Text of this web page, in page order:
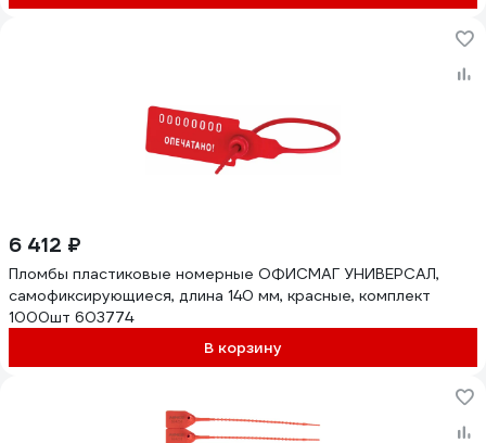
6 412 ₽
Пломбы пластиковые номерные ОФИСМАГ УНИВЕРСАЛ,
самофиксирующиеся, длина 140 мм, красные, комплект
1000шт 603774
В корзину